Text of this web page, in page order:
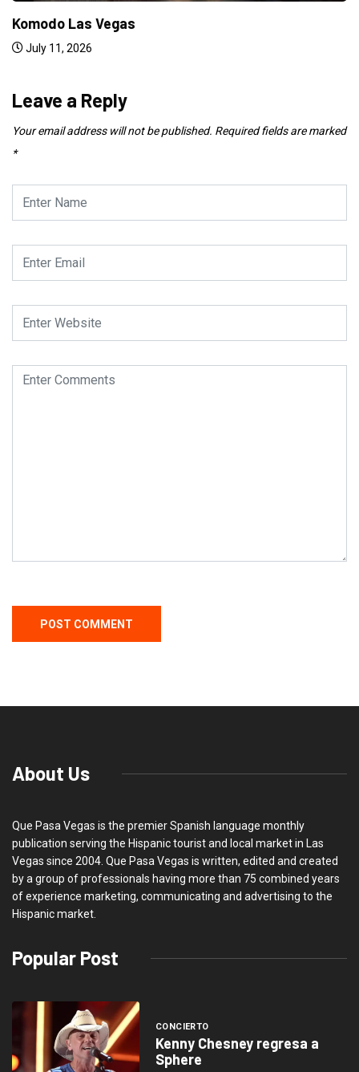
LIV
July 11, 2026
Leave a Reply
Your email address will not be published. Required fields are marked
*
About Us
Que Pasa Vegas is the premier Spanish language monthly
publication serving the Hispanic tourist and local market in Las
Vegas since 2004. Que Pasa Vegas is written, edited and created
by a group of professionals having more than 75 combined years
of experience marketing, communicating and advertising to the
Hispanic market.
Popular Post
CONCIERTO
Kenny Chesney regresa a
Sphere